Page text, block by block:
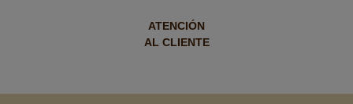
ATENCIÓN
AL CLIENTE